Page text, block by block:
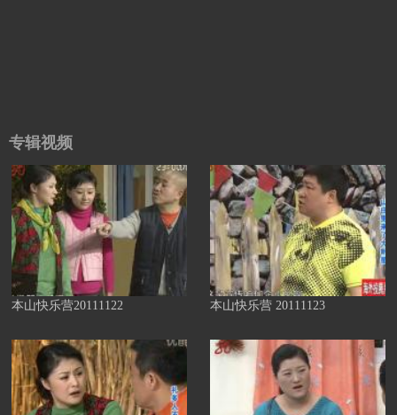
专辑视频
本山快乐营20111122 本山快乐营 20111123